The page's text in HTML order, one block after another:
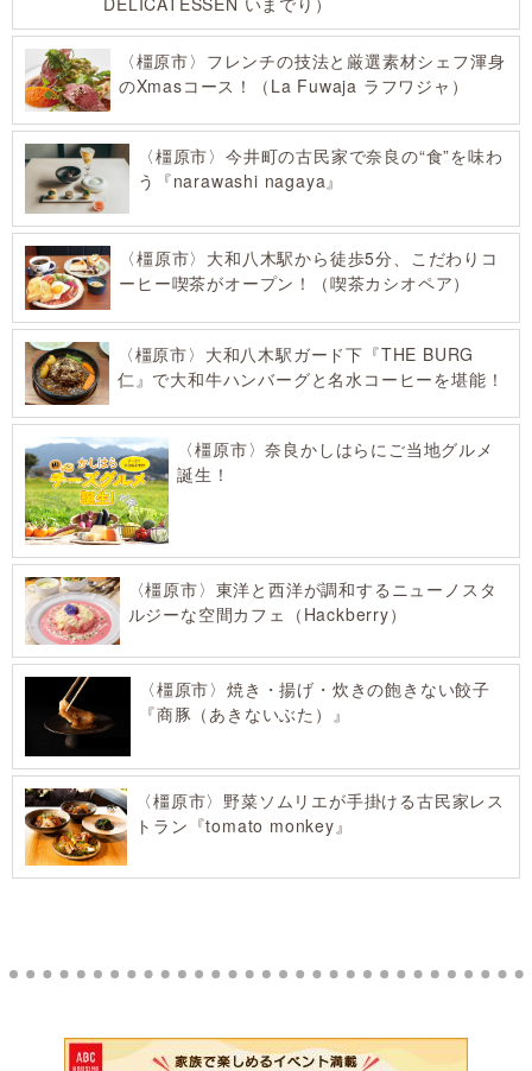
〈橿原市〉フレンチの技法と厳選素材シェフ渾身
のXmasコース！（La Fuwaja ラフワジャ）
〈橿原市〉今井町の古民家で奈良の“食”を味わ
う『narawashi nagaya』
〈橿原市〉大和八木駅から徒歩5分、こだわりコ
ーヒー喫茶がオープン！（喫茶カシオペア）
〈橿原市〉大和八木駅ガード下『THE BURG
仁』で大和牛ハンバーグと名水コーヒーを堪能！
〈橿原市〉奈良かしはらにご当地グルメ
誕生！
〈橿原市〉東洋と西洋が調和するニューノスタ
ルジーな空間カフェ（Hackberry）
〈橿原市〉焼き・揚げ・炊きの飽きない餃子
『商豚（あきないぶた）』
〈橿原市〉野菜ソムリエが手掛ける古民家レス
トラン『tomato monkey』